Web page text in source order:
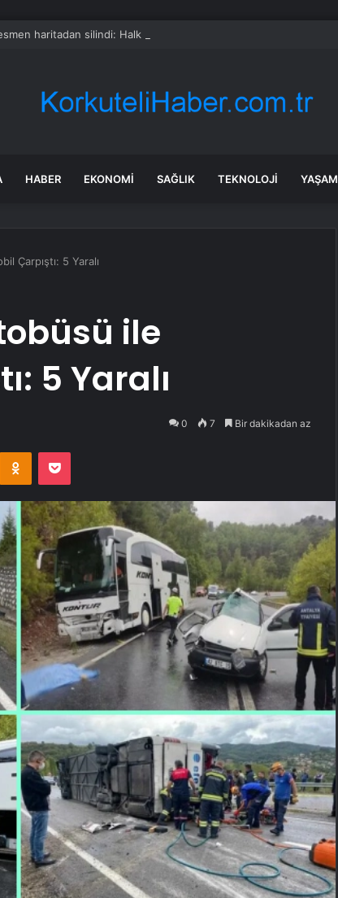
haritadan silindi: Halk tahliye edildi
HABER EKONOMI SAĞLIK TEKNOLOJI YAŞAM
Çarpıştı: 5 Yaralı
ile
5 Yaralı
0 7 Bir dakikadan az
Odnoklassniki
Pocket